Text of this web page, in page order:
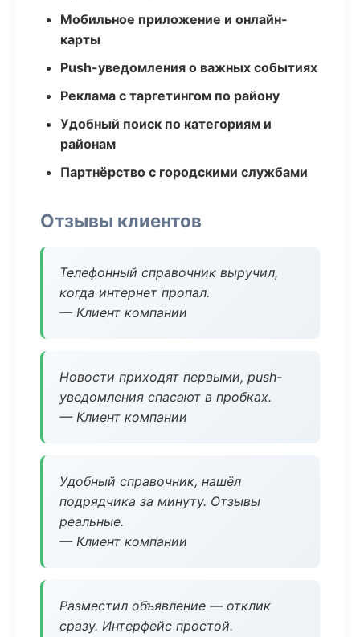
Мобильное приложение и онлайн-
карты
Push-уведомления о важных событиях
Реклама с таргетингом по району
Удобный поиск по категориям и
районам
Партнёрство с городскими службами
Отзывы клиентов
Телефонный справочник выручил,
когда интернет пропал.
— Клиент компании
Новости приходят первыми, push-
уведомления спасают в пробках.
— Клиент компании
Удобный справочник, нашёл
подрядчика за минуту. Отзывы
реальные.
— Клиент компании
Разместил объявление — отклик
сразу. Интерфейс простой.